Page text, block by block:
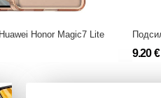
Honor Magic7 Lite
9.20 €